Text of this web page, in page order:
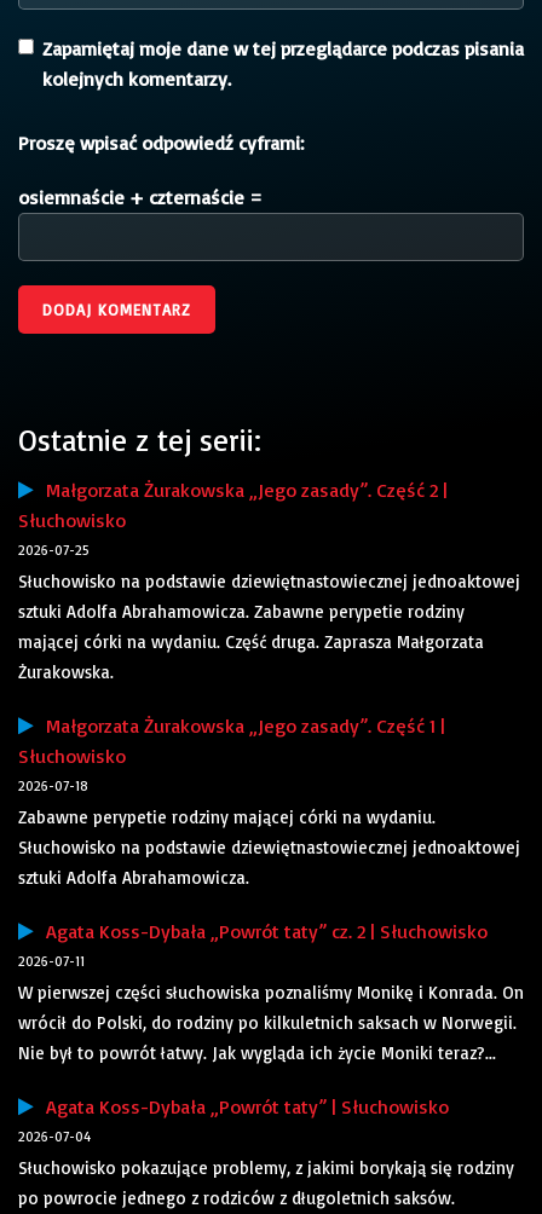
Zapamiętaj moje dane w tej przeglądarce podczas pisania
kolejnych komentarzy.
Proszę wpisać odpowiedź cyframi:
osiemnaście + czternaście =
Ostatnie z tej serii:
Małgorzata Żurakowska „Jego zasady”. Część 2 |
Słuchowisko
2026-07-25
Słuchowisko na podstawie dziewiętnastowiecznej jednoaktowej
sztuki Adolfa Abrahamowicza. Zabawne perypetie rodziny
mającej córki na wydaniu. Część druga. Zaprasza Małgorzata
Żurakowska.
Małgorzata Żurakowska „Jego zasady”. Część 1 |
Słuchowisko
2026-07-18
Zabawne perypetie rodziny mającej córki na wydaniu.
Słuchowisko na podstawie dziewiętnastowiecznej jednoaktowej
sztuki Adolfa Abrahamowicza.
Agata Koss-Dybała „Powrót taty” cz. 2 | Słuchowisko
2026-07-11
W pierwszej części słuchowiska poznaliśmy Monikę i Konrada. On
wrócił do Polski, do rodziny po kilkuletnich saksach w Norwegii.
Nie był to powrót łatwy. Jak wygląda ich życie Moniki teraz?...
Agata Koss-Dybała „Powrót taty” | Słuchowisko
2026-07-04
Słuchowisko pokazujące problemy, z jakimi borykają się rodziny
po powrocie jednego z rodziców z długoletnich saksów.